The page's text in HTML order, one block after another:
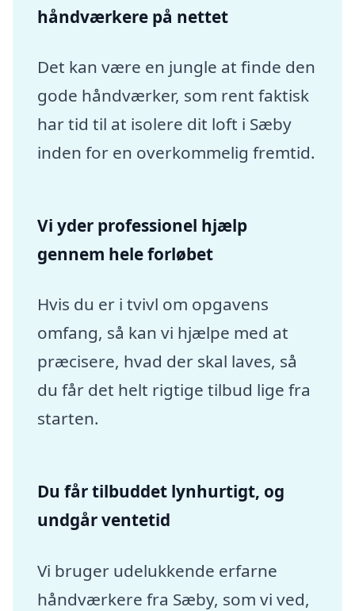
håndværkere på nettet
Det kan være en jungle at finde den
gode håndværker, som rent faktisk
har tid til at isolere dit loft i Sæby
inden for en overkommelig fremtid.
Vi yder professionel hjælp
gennem hele forløbet
Hvis du er i tvivl om opgavens
omfang, så kan vi hjælpe med at
præcisere, hvad der skal laves, så
du får det helt rigtige tilbud lige fra
starten.
Du får tilbuddet lynhurtigt, og
undgår ventetid
Vi bruger udelukkende erfarne
håndværkere fra Sæby, som vi ved,